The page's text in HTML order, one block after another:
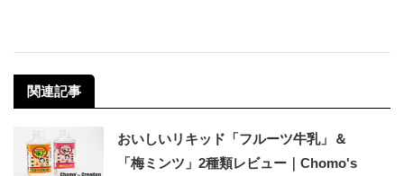
関連記事
おいしいリキッド「フルーツ牛乳」＆
「梅ミンツ」2種類レビュー｜Chomo's